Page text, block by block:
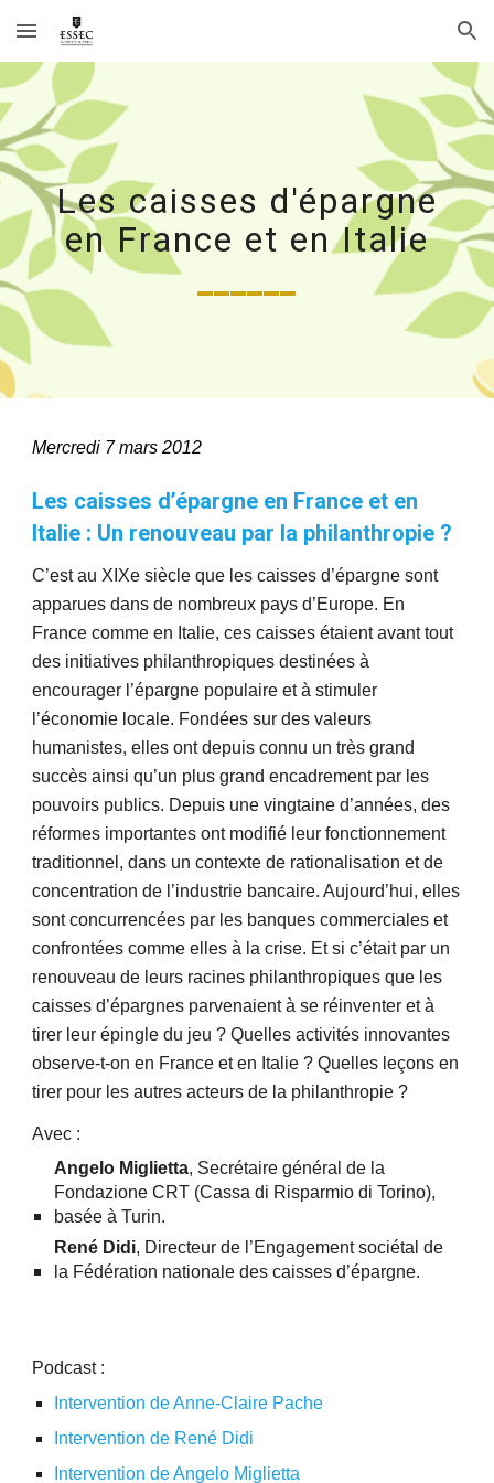
Skip to main content Skip to navigation
Les caisses d'épargne
en France et en Italie
Mercredi 7 mars 2012
Les caisses d’épargne en France et en
Italie : Un renouveau par la philanthropie ?
C’est au XIXe siècle que les caisses d’épargne sont
apparues dans de nombreux pays d’Europe. En
France comme en Italie, ces caisses étaient avant tout
des initiatives philanthropiques destinées à
encourager l’épargne populaire et à stimuler
l’économie locale. Fondées sur des valeurs
humanistes, elles ont depuis connu un très grand
succès ainsi qu’un plus grand encadrement par les
pouvoirs publics. Depuis une vingtaine d’années, des
réformes importantes ont modifié leur fonctionnement
traditionnel, dans un contexte de rationalisation et de
concentration de l’industrie bancaire. Aujourd’hui, elles
sont concurrencées par les banques commerciales et
confrontées comme elles à la crise. Et si c’était par un
renouveau de leurs racines philanthropiques que les
caisses d’épargnes parvenaient à se réinventer et à
tirer leur épingle du jeu ? Quelles activités innovantes
observe-t-on en France et en Italie ? Quelles leçons en
tirer pour les autres acteurs de la philanthropie ?
Avec :
Angelo Miglietta, Secrétaire général de la
Fondazione CRT (Cassa di Risparmio di Torino),
basée à Turin.
René Didi, Directeur de l’Engagement sociétal de
la Fédération nationale des caisses d’épargne.
Podcast :
Intervention de Anne-Claire Pache
Intervention de René Didi
Intervention de Angelo Miglietta